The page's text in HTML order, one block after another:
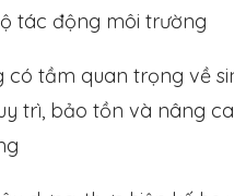
tác động môi trường
có tầm quan trọng về
trì, bảo tồn và nâng